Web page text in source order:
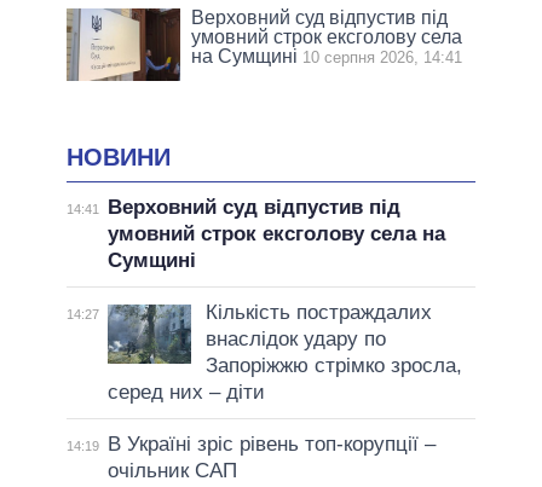
Верховний суд відпустив під
умовний строк ексголову села
на Сумщині 10 серпня 2026, 14:41
НОВИНИ
14:41
Верховний суд відпустив під
умовний строк ексголову села на
Сумщині
14:27
Кількість постраждалих
внаслідок удару по
Запоріжжю стрімко зросла,
серед них – діти
14:19
В Україні зріс рівень топ-корупції –
очільник САП